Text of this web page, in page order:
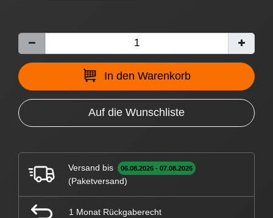
In den Warenkorb
Auf die Wunschliste
Versand bis 06.08.2026 - 07.08.2026
(Paketversand)
1 Monat Rückgaberecht